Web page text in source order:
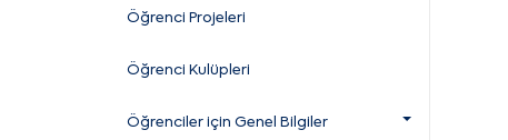
Öğrenci Projeleri
Öğrenci Kulüpleri
Öğrenciler için Genel Bilgiler